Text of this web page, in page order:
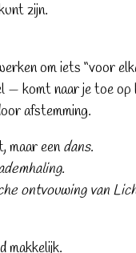
zijn.
om iets “voor
komt naar je toe op
afstemming.
maar een dans.
.
ontvouwing van
makkelijk.